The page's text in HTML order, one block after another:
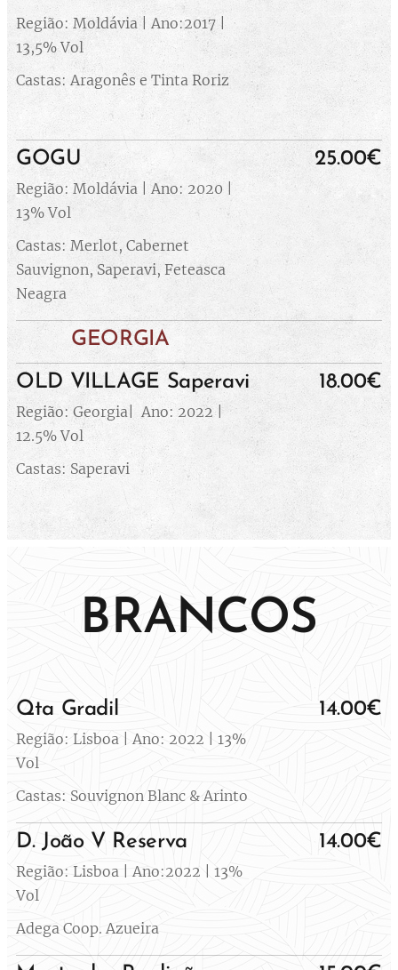
Região: Moldávia | Ano:2017 |
13,5% Vol
Castas: Aragonês e Tinta Roriz
GOGU
Região: Moldávia | Ano: 2020 |
13% Vol
Castas: Merlot, Cabernet
Sauvignon, Saperavi, Feteasca
Neagra
25.00€
GEORGIA
OLD VILLAGE Saperavi
Região: Georgia| Ano: 2022 |
12.5% Vol
Castas: Saperavi
18.00€
BRANCOS
Qta Gradil
Região: Lisboa | Ano: 2022 | 13%
Vol
Castas: Souvignon Blanc & Arinto
14.00€
D. João V Reserva
Região: Lisboa | Ano:2022 | 13%
Vol
Adega Coop. Azueira
14.00€